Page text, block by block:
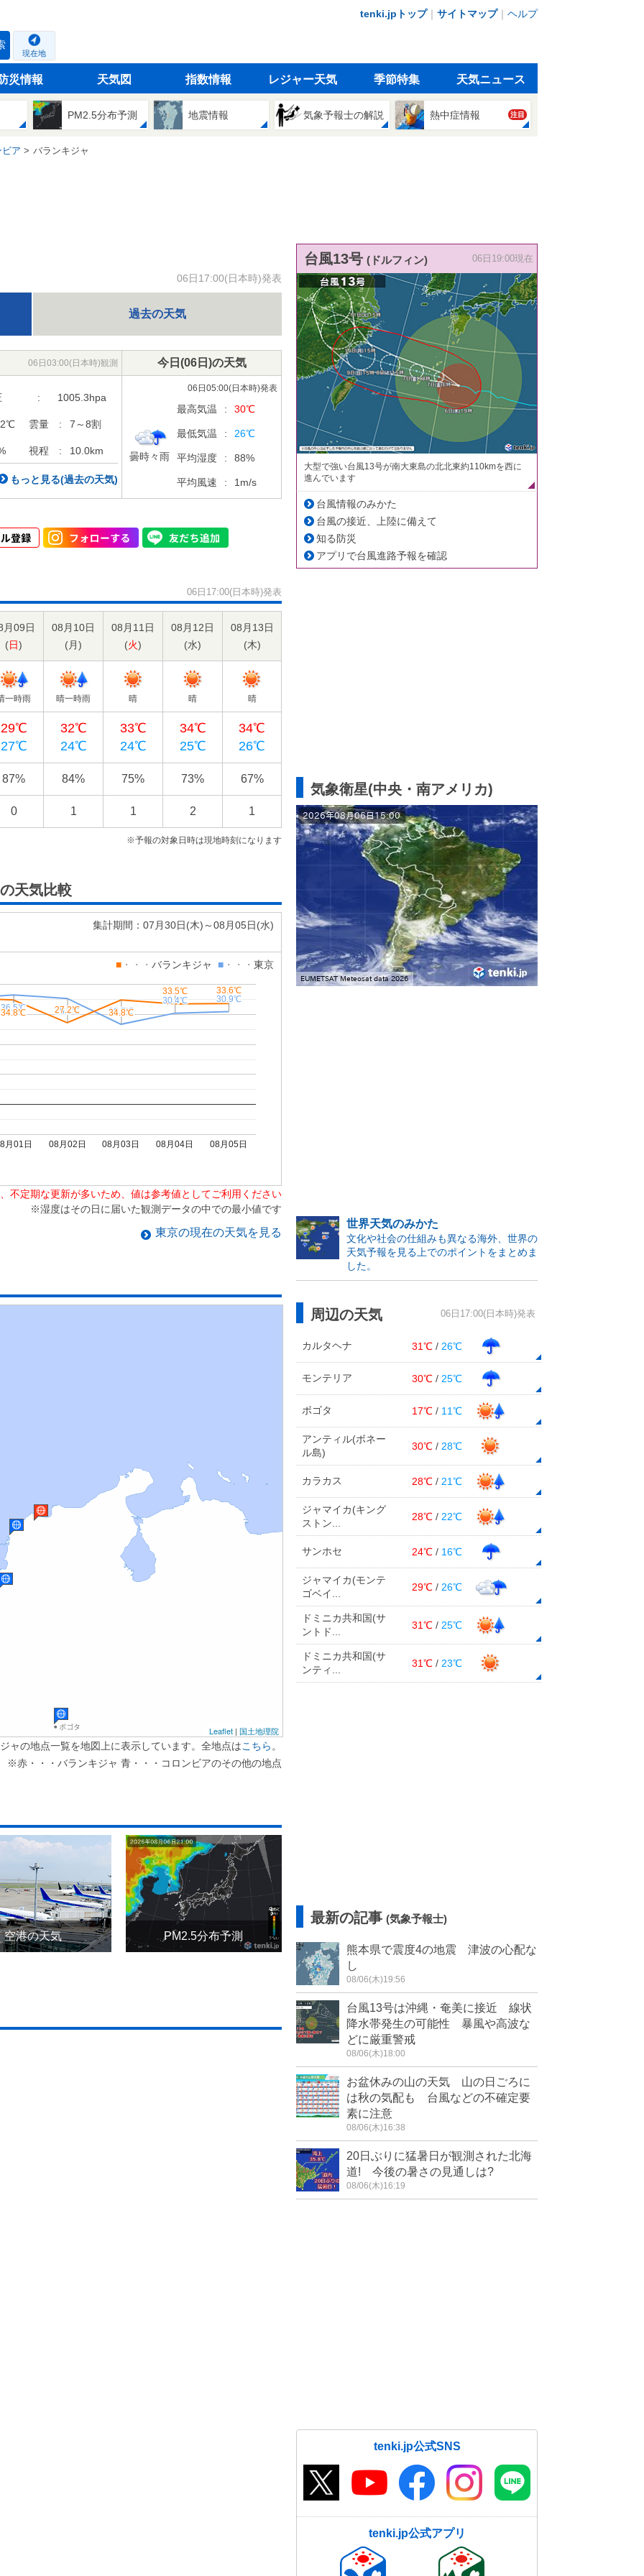
tenki.jpトップ｜ サイトマップ｜ ヘルプ
現在地
災情報 天気図 指数情報 レジャー天気 季節特集 天気ニュース
PM2.5分布予測 地震情報 気象予報士の解説 熱中症情報 注目
ア バランキジャ
06日17:00(日本時)発表
過去の天気
06日03:00(日本時)観測 今日 (06日)の天気
: 1005.3hpa
℃ 雲量 : 7～8割
視程 : 10.0km
もっと見る(過去の天気)
06日05:00(日本時)発表
曇時々雨
最高気温 : 30℃
最低気温 : 26℃
平均湿度 : 88%
平均風速 : 1 m/s
06日17:00(日本時)発表
月09日
(日)
08月10日
(月)
08月11日
(火)
08月12日
(水)
08月13日
(木)
一時雨 晴一時雨 晴 晴 晴
29℃
27℃
32℃
24℃
33℃
24℃
34℃
25℃
34℃
26℃
87% 84% 75% 73% 67%
0 1 1 2 1
※予報の対象日時は現地時刻になります
天気比較
集計期間：07月30日(木)～08月05日(水)
■ ・・・ バランキジャ ■ ・・・ 東京
月01日 08月02日 08月03日 08月04日 08月05日
36.5℃
36.5℃ 35.3℃
35.3℃ 26.7℃
26.7℃
30.4℃
30.4℃ 30.9℃
30.9℃
34.8℃
34.8℃ 27.2℃
27.2℃ 34.8℃
34.8℃
33.5℃
33.5℃ 33.6℃
33.6℃
不定期な更新が多いため、値は参考値としてご利用ください
※湿度はその日に届いた観測データの中での最小値です
東京の現在の天気を見る
Leaflet | 国土地理院
ャの地点一覧を地図上に表示しています。全地点はこちら 。
※赤・・・バランキジャ 青・・・コロンビアのその他の地点
空港の天気 PM2.5分布予測
台風13号 (ドルフィン) 06日19:00現在
大型で強い台風13号が南大東島の北北東約110kmを西に
進んでいます
台風情報のみかた
台風の接近、上陸に備えて
知る防災
アプリで台風進路予報を確認
気象衛星(中央・南アメリカ)
世界天気のみかた
文化や社会の仕組みも異なる海外、世界の
天気予報を見る上でのポイントをまとめま
した。
周辺の天気 06日17:00(日本時)発表
カルタヘナ 31℃ / 26℃
モンテリア 30℃ / 25℃
ボゴタ 17℃ / 11℃
アンティル(ボネー
ル島)
30℃ / 28℃
カラカス 28℃ / 21℃
ジャマイカ(キング
ストン...
28℃ / 22℃
サンホセ 24℃ / 16℃
ジャマイカ(モンテ
ゴベイ...
29℃ / 26℃
ドミニカ共和国(サ
ントド...
31℃ / 25℃
ドミニカ共和国(サ
ンティ...
31℃ / 23℃
最新の記事 (気象予報士)
熊本県で震度4の地震 津波の心配な
し
08/06(木)19:56
台風13号は沖縄・奄美に接近 線状
降水帯発生の可能性 暴風や高波な
どに厳重警戒
08/06(木)18:00
お盆休みの山の天気 山の日ごろに
は秋の気配も 台風などの不確定要
素に注意
08/06(木)16:38
20日ぶりに猛暑日が観測された北海
道! 今後の暑さの見通しは?
08/06(木)16:19
tenki.jp公式SNS
tenki.jp公式アプリ